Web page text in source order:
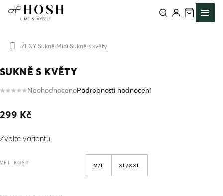
Přejít
Domů
ŽENY Sukně Midi Sukně s květy
SUKNĚ S KVĚTY
Průměrné
produktu
z
hvězdiček.
NeohodnocenoPodrobnosti hodnocení
299 Kč
cena:
Zvolte variantu
VELIKOST M/L XL/XXL